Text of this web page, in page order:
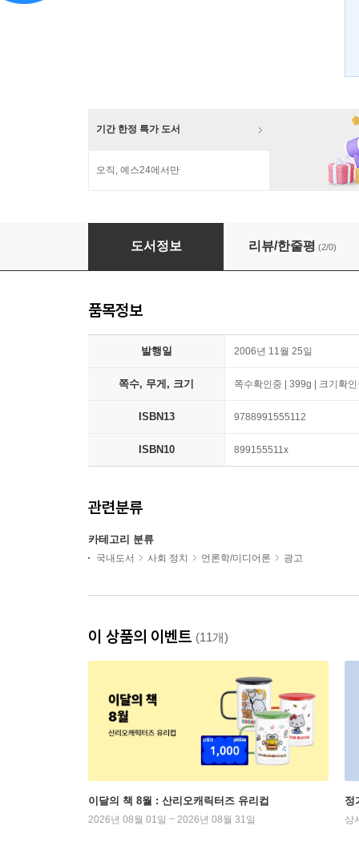
기간 한정 특가 도서
오직, 예스24에서만
광고 그라피
도서정보 리뷰/한줄평 (2/0)
품목정보
발행일 2006년 11월 25일
쪽수, 무게, 크기 쪽수확인중 | 399g | 크기확
ISBN13 9788991555112
ISBN10 899155511x
관련분류
카테고리 분류
국내도서 사회 정치 언론학/미디어론 광고
이 상품의 이벤트 (11개)
이달의 책 8월 : 산리오캐릭터즈 유리컵
2026년 08월 01일 ~ 2026년 08월 31일
정
상